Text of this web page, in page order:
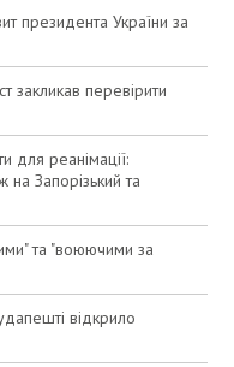
президента України за
закликав перевірити
для реанімації:
Запорізький та
та "воюючими за
відкрило